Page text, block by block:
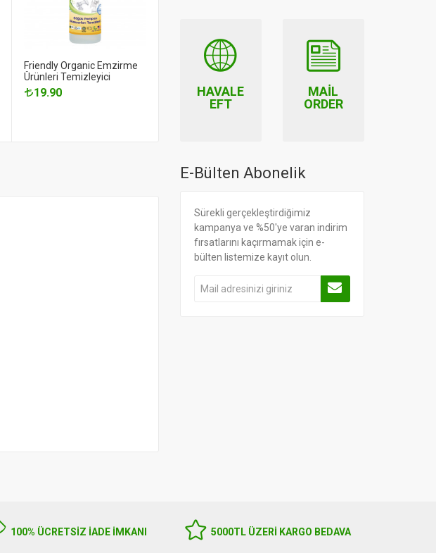
Friendly Organic Emzirme
Ürünleri Temizleyici
19.90
Friendly Beslenme
Temizleyici
24.90
Friendly Hassas Ciltler İçin
Kokusuz (25 Yıkama)
24.90
HAVALE
EFT
MAIL
ORDER
E-Bülten Abonelik
Sürekli gerçekleştirdiğimiz
kampanya ve %50'ye varan indirim
fırsatlarını kaçırmamak için e-
bülten listemize kayıt olun.
100% ÜCRETSİZ İADE İMKANI 5000TL ÜZERI KARGO BEDAVA